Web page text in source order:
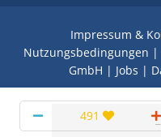
491
Impressum &
Nutzungsbedingungen |
GmbH | Jobs |
© 2008 - 2026